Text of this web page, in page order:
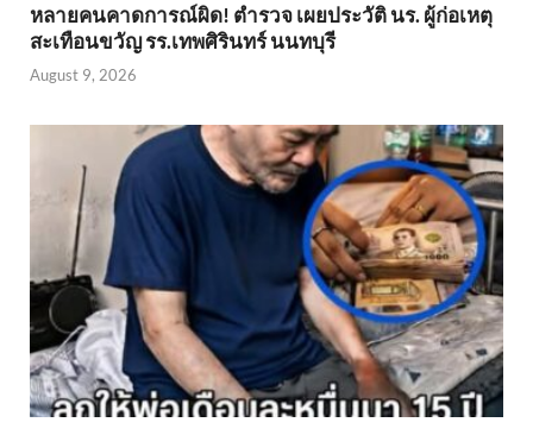
หลายคนคาดการณ์ผิด! ตำรวจ เผยประวัติ นร. ผู้ก่อเหตุ
สะเทือนขวัญ รร.เทพศิรินทร์ นนทบุรี
August 9, 2026